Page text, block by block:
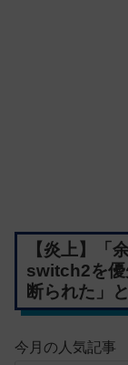
【炎上】「
switch2を優
断られた」
今月の人気記事